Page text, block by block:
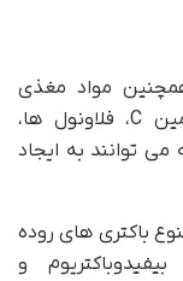
مواد مغذی
ضدالتهابی و فیتوکمیکال ها مانند ویتامین C، فلاونول ها،
توانند به ایجاد
باکتری های روده
و